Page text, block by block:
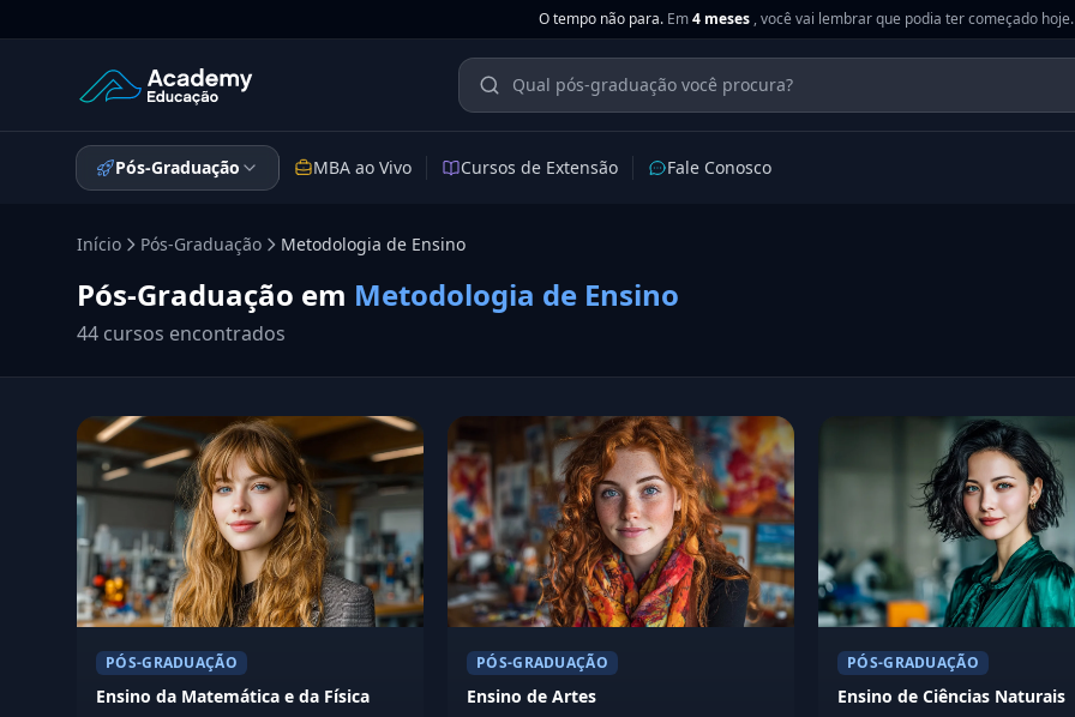
O tempo não para. Em4 meses , você vai lembrar que podia ter começado hoje.
Academy Educação — Página Inicial
Pós-Graduação MBA ao Vivo Cursos de Extensão Fale Conosco
Início Pós-Graduação Metodologia de Ensino
Pós-Graduação em Metodologia de Ensino
44 cursos encontrados
PÓS-GRADUAÇÃO
Ensino da Matemática e da Física
PÓS-GRADUAÇÃO
Ensino de Artes
PÓS-GRADUAÇÃO
Ensino de Ciências Naturais